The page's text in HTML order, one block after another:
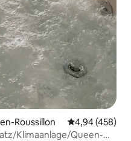
Roussillon
4,94 (458)
Klimaanlage/Queen-